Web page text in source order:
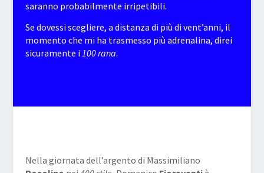
saranno probabilmente irripetibili.
Se dovessi scegliere, a distanza di più di vent’anni, il
momento che mi ha trasmesso più adrenalina, direi
sicuramente i 100 rana.
Nella giornata dell’argento di Massimiliano